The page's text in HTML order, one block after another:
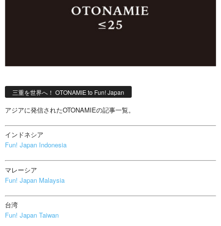
三重を世界へ！ OTONAMIE to Fun! Japan
アジアに発信されたOTONAMIEの記事一覧。
インドネシア
Fun! Japan Indonesia
マレーシア
Fun! Japan Malaysia
台湾
Fun! Japan Taiwan